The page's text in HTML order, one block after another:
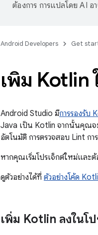
ต้องการ การแปลโดย AI
Android Developers Get
เพิ่ม Kotlin
Android Studio มีการรองรับ
Java เป็น Kotlin จากนั้นคุณจ
อัตโนมัติ การตรวจสอบ Lint กา
หากคุณเริ่มโปรเจ็กต์ใหม่และต้
ดูตัวอย่างได้ที่ ตัวอย่างโค้ด
เพิ่ม Kotlin ลงในโ